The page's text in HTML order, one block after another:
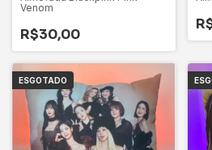
Venom
R$30,00
ESGOTADO